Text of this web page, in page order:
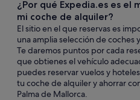
¿Por qué Expedia.es es el
mi coche de alquiler?
El sitio en el que reservas es
una amplia selección de coches
Te daremos puntos por cada
que obtienes el vehículo
puedes reservar vuelos y
tu coche de alquiler y ahorrar
Palma de Mallorca.